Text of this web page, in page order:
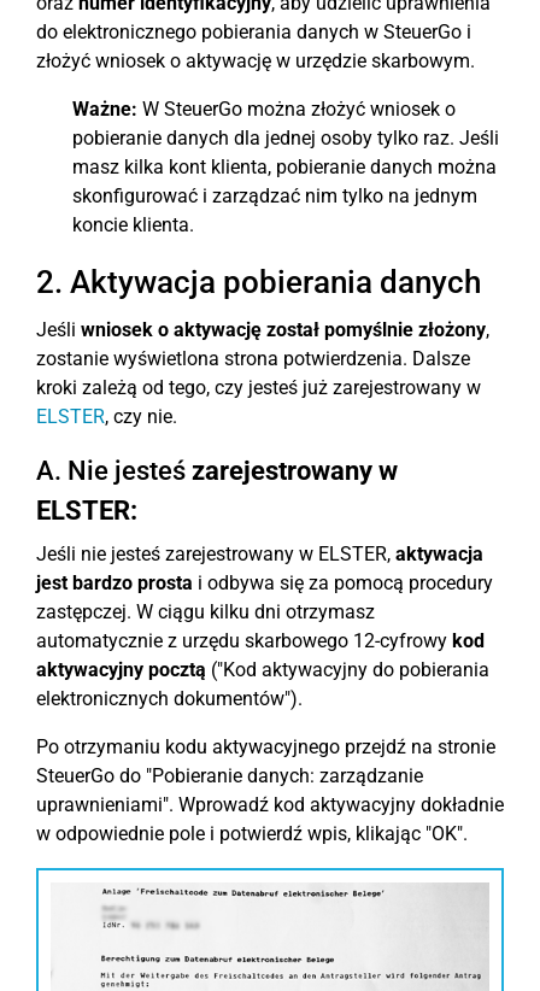
do elektronicznego pobierania danych w SteuerGo i
złożyć wniosek o aktywację w urzędzie skarbowym.
Ważne: W SteuerGo można złożyć wniosek o
pobieranie danych dla jednej osoby tylko raz. Jeśli
masz kilka kont klienta, pobieranie danych można
skonfigurować i zarządzać nim tylko na jednym
koncie klienta.
2. Aktywacja pobierania danych
Jeśli wniosek o aktywację został pomyślnie złożony,
zostanie wyświetlona strona potwierdzenia. Dalsze
kroki zależą od tego, czy jesteś już zarejestrowany w
ELSTER, czy nie.
A. Nie jesteś zarejestrowany w
ELSTER:
Jeśli nie jesteś zarejestrowany w ELSTER, aktywacja
jest bardzo prosta i odbywa się za pomocą procedury
zastępczej. W ciągu kilku dni otrzymasz
automatycznie z urzędu skarbowego 12-cyfrowy kod
aktywacyjny pocztą ("Kod aktywacyjny do pobierania
elektronicznych dokumentów").
Po otrzymaniu kodu aktywacyjnego przejdź na stronie
SteuerGo do "Pobieranie danych: zarządzanie
uprawnieniami". Wprowadź kod aktywacyjny dokładnie
w odpowiednie pole i potwierdź wpis, klikając "OK".